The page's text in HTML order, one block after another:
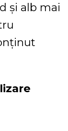
și alb mai